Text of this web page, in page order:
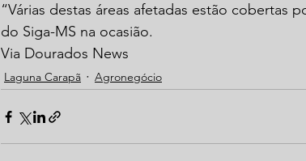
“Várias destas áreas afetadas estão cobertas
do Siga-MS na ocasião.
Via Dourados News
Laguna Carapã Agronegócio